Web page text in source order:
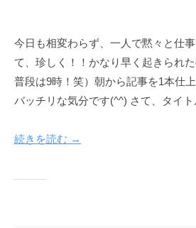
e
r
w
a
今日も相変わらず、一人で黙々と仕
て、珍しく！！かなり早く起きられ
普段は9時！笑）朝から記事を1本仕
バッチリな気分です(^^) さて、タイ
続きを読む →